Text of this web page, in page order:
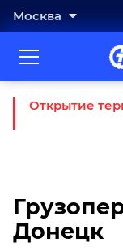
Москва
Открытие
Донецк